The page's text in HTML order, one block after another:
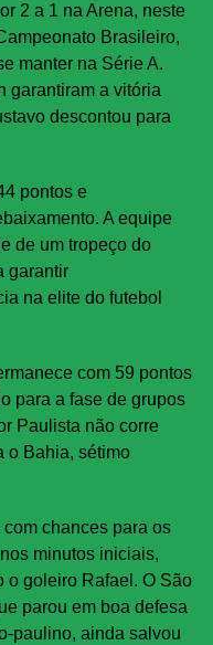
2 a 1 na Arena, neste
Brasileiro,
manter na Série A.
garantiram a vitória
descontou para
pontos e
A equipe
de um tropeço do
garantir
na elite do futebol
com 59 pontos
para a fase de grupos
Paulista não corre
o Bahia, sétimo
chances para os
minutos iniciais,
o goleiro Rafael. O São
parou em boa defesa
paulino, ainda salvou